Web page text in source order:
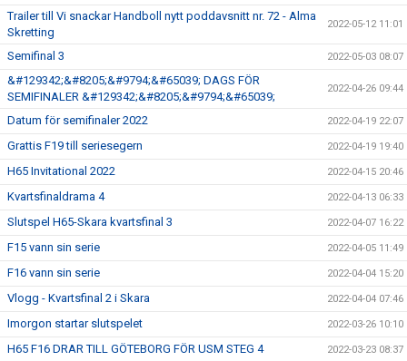
Trailer till Vi snackar Handboll nytt poddavsnitt nr. 72 - Alma
Skretting
2022-05-12 11:01
Semifinal 3 2022-05-03 08:07
&#129342;&#8205;&#9794;&#65039; DAGS FÖR
SEMIFINALER &#129342;&#8205;&#9794;&#65039;
2022-04-26 09:44
Datum för semifinaler 2022 2022-04-19 22:07
Grattis F19 till seriesegern 2022-04-19 19:40
H65 Invitational 2022 2022-04-15 20:46
Kvartsfinaldrama 4 2022-04-13 06:33
Slutspel H65-Skara kvartsfinal 3 2022-04-07 16:22
F15 vann sin serie 2022-04-05 11:49
F16 vann sin serie 2022-04-04 15:20
Vlogg - Kvartsfinal 2 i Skara 2022-04-04 07:46
Imorgon startar slutspelet 2022-03-26 10:10
H65 F16 DRAR TILL GÖTEBORG FÖR USM STEG 4 2022-03-23 08:37